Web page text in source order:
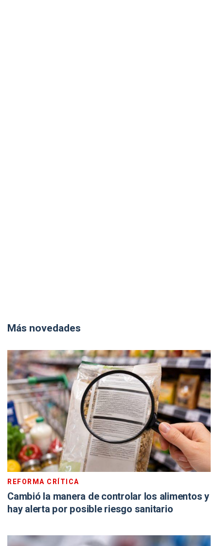
Más novedades
REFORMA CRÍTICA
Cambió la manera de controlar los alimentos y
hay alerta por posible riesgo sanitario